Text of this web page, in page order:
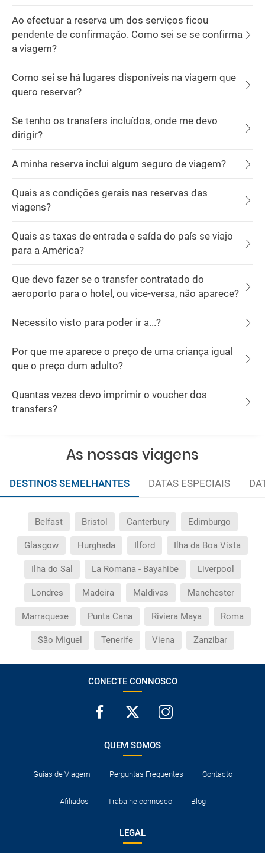
Ao efectuar a reserva um dos serviços ficou
pendente de confirmação. Como sei se se confirma
a viagem?
Como sei se há lugares disponíveis na viagem que
quero reservar?
Se tenho os transfers incluídos, onde me devo
dirigir?
A minha reserva inclui algum seguro de viagem?
Quais as condições gerais nas reservas das
viagens?
Quais as taxas de entrada e saída do país se viajo
para a América?
Que devo fazer se o transfer contratado do
aeroporto para o hotel, ou vice-versa, não aparece?
Necessito visto para poder ir a...?
Por que me aparece o preço de uma criança igual
que o preço dum adulto?
Quantas vezes devo imprimir o voucher dos
transfers?
As nossas viagens
DESTINOS SEMELHANTES DATAS ESPECIAIS
Belfast Bristol Canterbury Edimburgo
Glasgow Hurghada Ilford Ilha da Boa Vista
Ilha do Sal La Romana - Bayahibe Liverpool
Londres Madeira Maldivas Manchester
Marraquexe Punta Cana Riviera Maya Roma
São Miguel Tenerife Viena Zanzibar
CONECTE CONNOSCO
QUEM SOMOS
Guias de Viagem Perguntas Frequentes Contacto
Afiliados Trabalhe connosco Blog
LEGAL